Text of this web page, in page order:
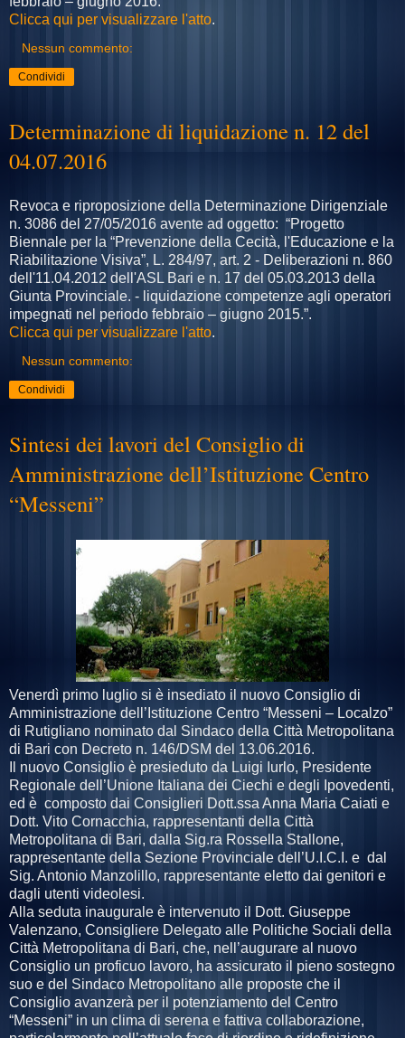
Clicca qui per visualizzare l'atto.
Nessun commento:
Condividi
Determinazione di liquidazione n. 12 del
04.07.2016
Revoca e riproposizione della Determinazione Dirigenziale
n. 3086 del 27/05/2016 avente ad oggetto: “Progetto
Biennale per la “Prevenzione della Cecità, l'Educazione e la
Riabilitazione Visiva”, L. 284/97, art. 2 - Deliberazioni n. 860
dell'11.04.2012 dell'ASL Bari e n. 17 del 05.03.2013 della
Giunta Provinciale. - liquidazione competenze agli operatori
impegnati nel periodo febbraio – giugno 2015.”.
Clicca qui per visualizzare l'atto.
Nessun commento:
Condividi
Sintesi dei lavori del Consiglio di
Amministrazione dell’Istituzione Centro
“Messeni”
Venerdì primo luglio si è insediato il nuovo Consiglio di
Amministrazione dell’Istituzione Centro “Messeni – Localzo”
di Rutigliano nominato dal Sindaco della Città Metropolitana
di Bari con Decreto n. 146/DSM del 13.06.2016.
Il nuovo Consiglio è presieduto da Luigi Iurlo, Presidente
Regionale dell’Unione Italiana dei Ciechi e degli Ipovedenti,
ed è composto dai Consiglieri Dott.ssa Anna Maria Caiati e
Dott. Vito Cornacchia, rappresentanti della Città
Metropolitana di Bari, dalla Sig.ra Rossella Stallone,
rappresentante della Sezione Provinciale dell’U.I.C.I. e dal
Sig. Antonio Manzolillo, rappresentante eletto dai genitori e
dagli utenti videolesi.
Alla seduta inaugurale è intervenuto il Dott. Giuseppe
Valenzano, Consigliere Delegato alle Politiche Sociali della
Città Metropolitana di Bari, che, nell’augurare al nuovo
Consiglio un proficuo lavoro, ha assicurato il pieno sostegno
suo e del Sindaco Metropolitano alle proposte che il
Consiglio avanzerà per il potenziamento del Centro
“Messeni” in un clima di serena e fattiva collaborazione,